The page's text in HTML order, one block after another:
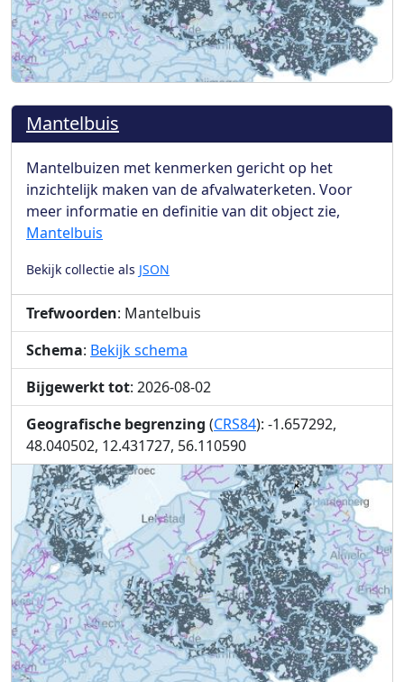
Mantelbuis
Mantelbuizen met kenmerken gericht op het
inzichtelijk maken van de afvalwaterketen. Voor
meer informatie en definitie van dit object zie,
Mantelbuis
Bekijk collectie als JSON
Trefwoorden: Mantelbuis
Schema: Bekijk schema
Bijgewerkt tot: 2026-08-02
Geografische begrenzing (CRS84): -1.657292,
48.040502, 12.431727, 56.110590